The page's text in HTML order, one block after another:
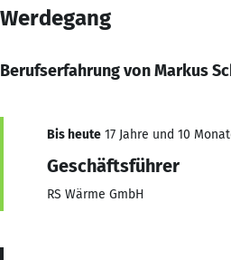
Werdegang
Berufserfahrung von Markus
Bis heute 17 Jahre und 10
Geschäftsführer
RS Wärme GmbH